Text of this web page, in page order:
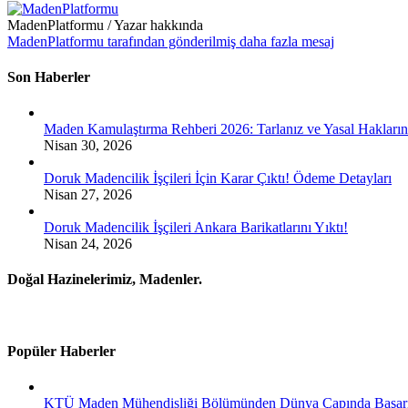
MadenPlatformu / Yazar hakkında
MadenPlatformu tarafından gönderilmiş daha fazla mesaj
Son Haberler
Maden Kamulaştırma Rehberi 2026: Tarlanız ve Yasal
Nisan 30, 2026
Doruk Madencilik İşçileri İçin Karar Çıktı! Ödeme Detayları
Nisan 27, 2026
Doruk Madencilik İşçileri Ankara Barikatlarını Yıktı!
Nisan 24, 2026
Doğal Hazinelerimiz, Madenler.
Popüler Haberler
KTÜ Maden Mühendisliği Bölümünden Dünya Çapında